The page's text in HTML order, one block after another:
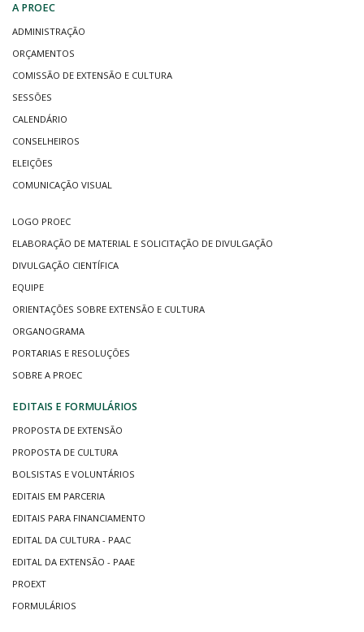
A PROEC
ADMINISTRAÇÃO
ORÇAMENTOS
COMISSÃO DE EXTENSÃO E CULTURA
SESSÕES
CALENDÁRIO
CONSELHEIROS
ELEIÇÕES
COMUNICAÇÃO VISUAL
LOGO PROEC
ELABORAÇÃO DE MATERIAL E SOLICITAÇÃO DE DIVULGAÇÃO
DIVULGAÇÃO CIENTÍFICA
EQUIPE
ORIENTAÇÕES SOBRE EXTENSÃO E CULTURA
ORGANOGRAMA
PORTARIAS E RESOLUÇÕES
SOBRE A PROEC
EDITAIS E FORMULÁRIOS
PROPOSTA DE EXTENSÃO
PROPOSTA DE CULTURA
BOLSISTAS E VOLUNTÁRIOS
EDITAIS EM PARCERIA
EDITAIS PARA FINANCIAMENTO
EDITAL DA CULTURA - PAAC
EDITAL DA EXTENSÃO - PAAE
PROEXT
FORMULÁRIOS